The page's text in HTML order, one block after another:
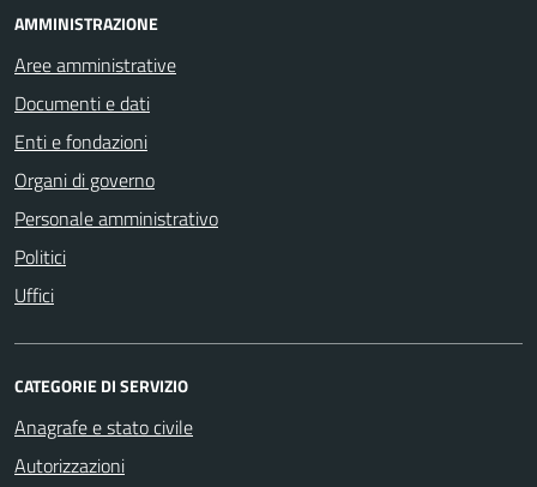
AMMINISTRAZIONE
Aree amministrative
Documenti e dati
Enti e fondazioni
Organi di governo
Personale amministrativo
Politici
Uffici
CATEGORIE DI SERVIZIO
Anagrafe e stato civile
Autorizzazioni